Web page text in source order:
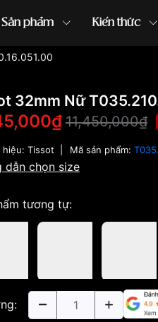
Sản phẩm Kiến thức
32mm Nữ
11,450,000₫
hiệu: Tissot Mã sản phẩm:
dẫn chọn size
tương tự: